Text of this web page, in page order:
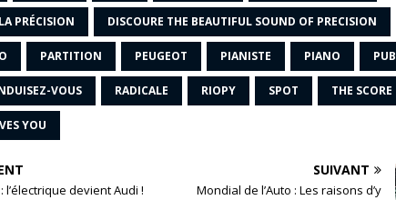
PRÉCISION DISCOURE THE BEAUTIFUL SOUND OF PRECISION
PARTITION PEUGEOT PIANISTE PIANO PUB
VOUS RADICALE RIOPY SPOT THE SCORE
YOU
l’électrique devient Audi !
SUIVANT
Mondial de l’Auto : Les raisons d’y